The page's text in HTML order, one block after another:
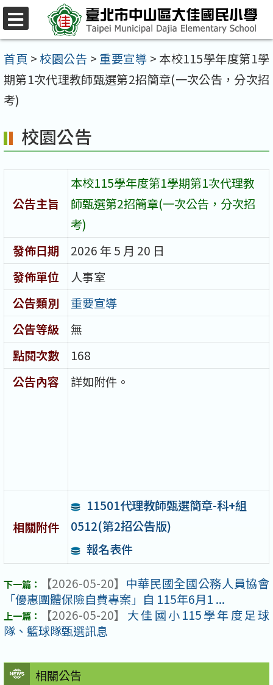
跳
至
主
要
內
區
首頁 >校園公告 > 重要宣導 > 本校115學年度第1學
期第1次代理教師甄選第2招簡章(一次公告，分次招
考)
相關公告
校園公告
公告主旨
本校115學年度第1學期第1次代理教
師甄選第2招簡章(一次公告，分次招
考)
發佈日期
2026 年 5 月 20 日
發佈單位
人事室
公告類別
重要宣導
公告等級
無
點閱次數
168
公告內容
詳如附件。
相關附件
11501代理教師甄選簡章-科+組
0512(第2招公告版)
報名表件
【2026-05-20】 中華民國全國公務人員協會
「優惠團體保險自費專案」自 115年6月1 ...
【2026-05-20】
大佳國小115學年度足球
隊、籃球隊甄選訊息
選
單